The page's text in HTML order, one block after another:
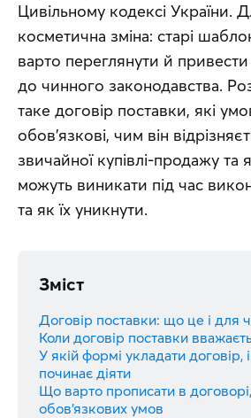
Цивільному кодексі України.
косметична зміна: старі
варто переглянути й привести
до чинного законодавства.
таке договір поставки, які
обов'язкові, чим він
звичайної купівлі-продажу та
можуть виникати під час
та як їх уникнути.
Зміст
Договір поставки: що це і для
Коли договір поставки
У якій формі укладати договір,
починає діяти
Що варто прописати в
обов’язкових умов